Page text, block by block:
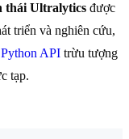
thái Ultralytics được
triển và nghiên cứu,
Python API trừu tượng
tạp.